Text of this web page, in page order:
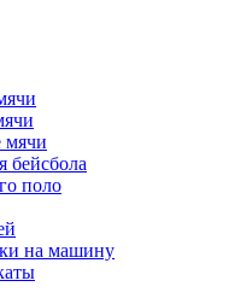
мячи
бейсбола
поло
на машину